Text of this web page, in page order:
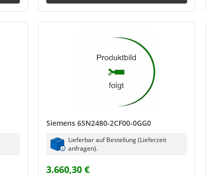
Siemens 6SN2480-2CF00-0GG0
Lieferbar auf Bestellung (Lieferzeit
anfragen).
3.660,30 €